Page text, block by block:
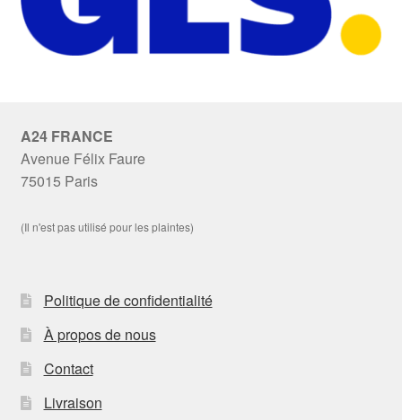
A24 FRANCE
Avenue Félix Faure
75015 Paris
(Il n'est pas utilisé pour les plaintes)
Politique de confidentialité
À propos de nous
Contact
Livraison